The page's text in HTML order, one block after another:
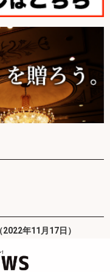
年11月17日）